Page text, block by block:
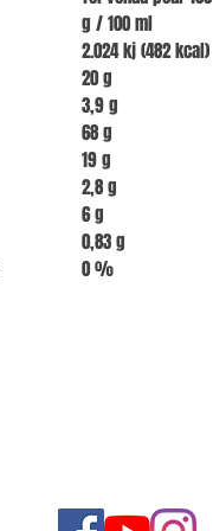
g / 100 ml
2.024 kj (482 kcal)
20 g
3,9 g
68 g
19 g
2,8 g
6 g
0,83 g
0 %